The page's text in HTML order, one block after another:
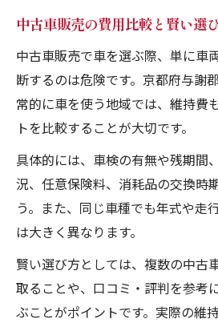
中古車販売のランニング
徴
中古車販売でかかる維持
中古車販売のランニン
ト
中古車販売と維持費の
快適カーライフの維持費節
中古車販売で快適に乗る
中古車販売の費用比較と賢い選
中古車販売で車を選ぶ際、単に車
断するのは危険です。京都府与謝
常的に車を使う地域では、維持費
トを比較することが大切です。
具体的には、車検の有無や残期間
況、任意保険料、消耗品の交換時
う。また、同じ車種でも年式や走
は大きく異なります。
賢い選び方としては、複数の中古
取ることや、口コミ・評判を参考
ぶことがポイントです。実際の維